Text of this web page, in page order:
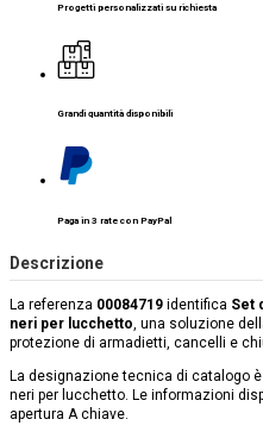
Progetti personalizzati su richiesta
Grandi quantità disponibili
Paga in 3 rate con PayPal
Descrizione
La referenza 00084719 identifica Set
neri per lucchetto, una soluzione
protezione di armadietti, cancelli e
La designazione tecnica di catalogo
neri per lucchetto. Le informazioni
apertura A chiave.